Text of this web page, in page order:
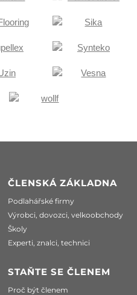
ČLENSKÁ ZÁKLADNA
Podlahářské firmy
Výrobci, dovozci, velkoobchody
Školy
Experti, znalci, technici
STAŇTE SE ČLENEM
Proč být členem